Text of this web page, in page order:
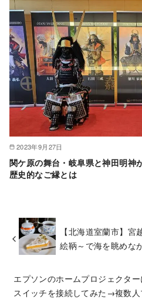
2023年9月27日
関ケ原の舞台・岐阜県と神田明神
歴史的なご縁とは
【北海道室蘭市】
絵鞆～で海を眺めな
エプソンのホームプロジェクタ
スイッチを接続してみた→複数